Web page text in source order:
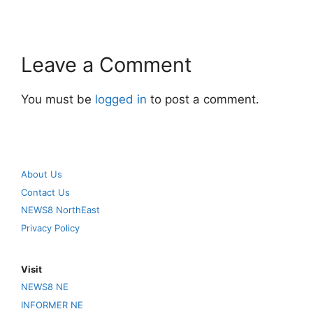
Leave a Comment
You must be logged in to post a comment.
About Us
Contact Us
NEWS8 NorthEast
Privacy Policy
Visit
NEWS8 NE
INFORMER NE